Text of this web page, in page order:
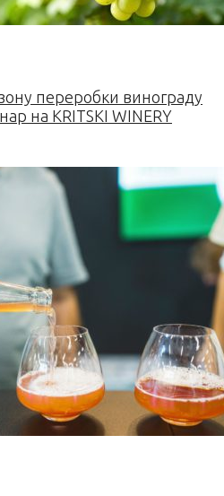
переробки винограду
на KRITSKI WINERY